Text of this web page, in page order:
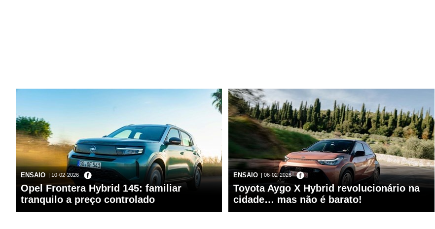
ENSAIO | 10-02-2026
Opel Frontera Hybrid 145: familiar
tranquilo a preço controlado
ENSAIO | 06-02-2026
Toyota Aygo X Hybrid revolucionário na
cidade… mas não é barato!